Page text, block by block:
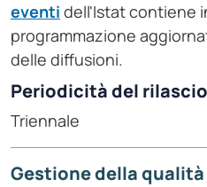
eventi dell'Istat contiene
programmazione
delle diffusioni.
Periodicità del
Triennale
Gestione della qualità